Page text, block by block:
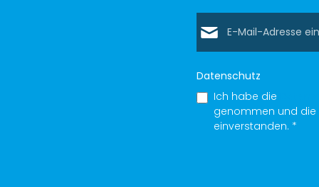
Datenschutz
Ich habe die
genommen und die
einverstanden. *